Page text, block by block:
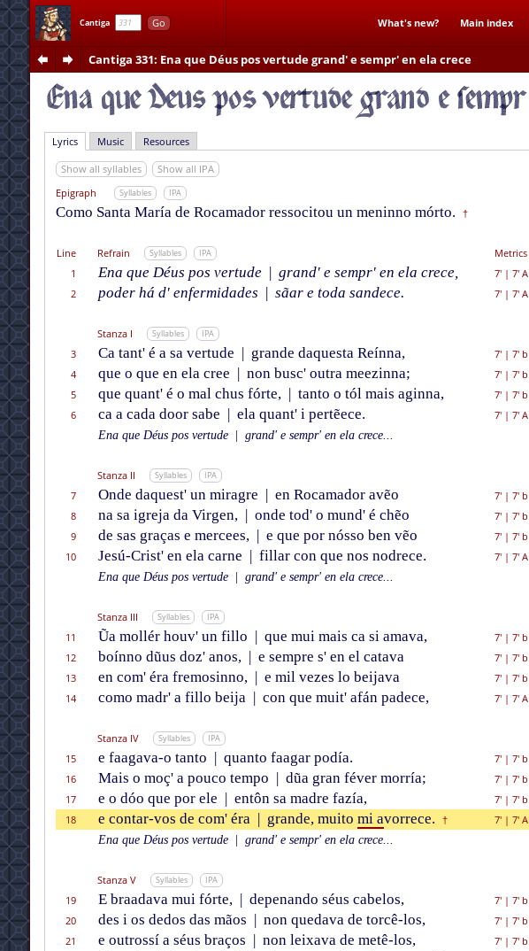
Cantiga Go What's new? Main index
Cantiga 331: Ena que Déus pos vertude grand' e sempr' en ela crece
Lyrics Music Resources
Show all syllables
Show all IPA
Epigraph
Syllables IPA
Como Santa María de Rocamador ressocitou un meninno mórto. †
Line Refrain Syllables IPA
Metrics
1
Ena que Déus pos vertude | grand' e sempr' en ela crece, 7'| 7' A
2
poder há d' enfermidades | sãar e toda sandece. 7'| 7' A
Stanza I Syllables IPA
3 Ca tant' é a sa vertude | grande daquesta Reínna, 7'| 7' b
4
que o que en ela cree | non busc' outra meezinna; 7'| 7' b
5
que quant' é o mal chus fórte, | tanto o tól mais aginna, 7'| 7' b
6
ca a cada door sabe | ela quant' i pertẽece. 7'| 7' A
Ena que Déus pos vertude
grand' e sempr' en ela crece...
Stanza II Syllables IPA
7 Onde daquest' un miragre | en Rocamador avẽo 7'| 7' b
8
na sa igreja da Virgen, | onde tod' o mund' é chẽo 7'| 7' b
9
de sas graças e mercees, | e que por nósso ben vẽo 7'| 7' b
10
Jesú-Crist' en ela carne | fillar con que nos nodrece. 7'| 7' A
Ena que Déus pos vertude
grand' e sempr' en ela crece...
Stanza III Syllables IPA
11 Ũa mollér houv' un fillo | que mui mais ca si amava, 7'| 7' b
12
boínno dũus doz' anos, | e sempre s' en el catava 7'| 7' b
13
en com' éra fremosinno, | e mil vezes lo beijava 7'| 7' b
14
como madr' a fillo beija | con que muit' afán padece, 7'| 7' A
Stanza IV Syllables IPA
15 e faagava-o tanto | quanto faagar podía. 7'| 7' b
16
Mais o moç' a pouco tempo | dũa gran féver morría; 7'| 7' b
17
e o dóo que por ele | entôn sa madre fazía, 7'| 7' b
18
e contar-vos de com' éra | grande, muito mi avorrece. † 7'| 7' A
Ena que Déus pos vertude
grand' e sempr' en ela crece...
Stanza V Syllables IPA
19 E braadava mui fórte, | depenando séus cabelos, 7'| 7' b
20
des i os dedos das mãos | non quedava de torcê-los, 7'| 7' b
21
e outrossí a séus braços | non leixava de metê-los, 7'| 7' b